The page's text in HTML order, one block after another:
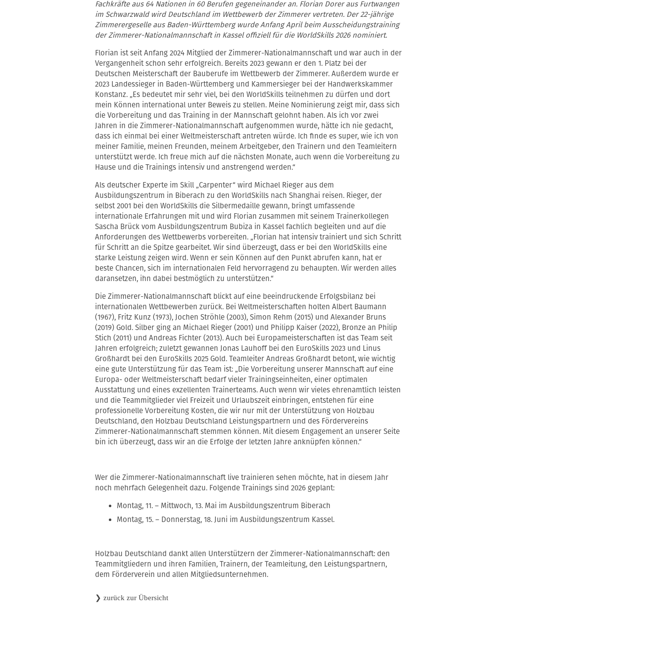
Fachkräfte aus 64 Nationen in 60 Berufen gegeneinander an. Florian Dorer aus Furtwangen
im Schwarzwald wird Deutschland im Wettbewerb der Zimmerer vertreten. Der 22-jährige
Zimmerergeselle aus Baden-Württemberg wurde Anfang April beim Ausscheidungstraining
der Zimmerer-Nationalmannschaft in Kassel offiziell für die WorldSkills 2026 nominiert.
Florian ist seit Anfang 2024 Mitglied der Zimmerer-Nationalmannschaft und war auch in der
Vergangenheit schon sehr erfolgreich. Bereits 2023 gewann er den 1. Platz bei der
Deutschen Meisterschaft der Bauberufe im Wettbewerb der Zimmerer. Außerdem wurde er
2023 Landessieger in Baden-Württemberg und Kammersieger bei der Handwerkskammer
Konstanz. „Es bedeutet mir sehr viel, bei den WorldSkills teilnehmen zu dürfen und dort
mein Können international unter Beweis zu stellen. Meine Nominierung zeigt mir, dass sich
die Vorbereitung und das Training in der Mannschaft gelohnt haben. Als ich vor zwei
Jahren in die Zimmerer-Nationalmannschaft aufgenommen wurde, hätte ich nie gedacht,
dass ich einmal bei einer Weltmeisterschaft antreten würde. Ich finde es super, wie ich von
meiner Familie, meinen Freunden, meinem Arbeitgeber, den Trainern und den Teamleitern
unterstützt werde. Ich freue mich auf die nächsten Monate, auch wenn die Vorbereitung zu
Hause und die Trainings intensiv und anstrengend werden.“
Als deutscher Experte im Skill „Carpenter“ wird Michael Rieger aus dem
Ausbildungszentrum in Biberach zu den WorldSkills nach Shanghai reisen. Rieger, der
selbst 2001 bei den WorldSkills die Silbermedaille gewann, bringt umfassende
internationale Erfahrungen mit und wird Florian zusammen mit seinem Trainerkollegen
Sascha Brück vom Ausbildungszentrum Bubiza in Kassel fachlich begleiten und auf die
Anforderungen des Wettbewerbs vorbereiten. „Florian hat intensiv trainiert und sich Schritt
für Schritt an die Spitze gearbeitet. Wir sind überzeugt, dass er bei den WorldSkills eine
starke Leistung zeigen wird. Wenn er sein Können auf den Punkt abrufen kann, hat er
beste Chancen, sich im internationalen Feld hervorragend zu behaupten. Wir werden alles
daransetzen, ihn dabei bestmöglich zu unterstützen.“
Die Zimmerer-Nationalmannschaft blickt auf eine beeindruckende Erfolgsbilanz bei
internationalen Wettbewerben zurück. Bei Weltmeisterschaften holten Albert Baumann
(1967), Fritz Kunz (1973), Jochen Ströhle (2003), Simon Rehm (2015) und Alexander Bruns
(2019) Gold. Silber ging an Michael Rieger (2001) und Philipp Kaiser (2022), Bronze an Philip
Stich (2011) und Andreas Fichter (2013). Auch bei Europameisterschaften ist das Team seit
Jahren erfolgreich; zuletzt gewannen Jonas Lauhoff bei den EuroSkills 2023 und Linus
Großhardt bei den EuroSkills 2025 Gold. Teamleiter Andreas Großhardt betont, wie wichtig
eine gute Unterstützung für das Team ist: „Die Vorbereitung unserer Mannschaft auf eine
Europa- oder Weltmeisterschaft bedarf vieler Trainingseinheiten, einer optimalen
Ausstattung und eines exzellenten Trainerteams. Auch wenn wir vieles ehrenamtlich leisten
und die Teammitglieder viel Freizeit und Urlaubszeit einbringen, entstehen für eine
professionelle Vorbereitung Kosten, die wir nur mit der Unterstützung von Holzbau
Deutschland, den Holzbau Deutschland Leistungspartnern und des Fördervereins
Zimmerer-Nationalmannschaft stemmen können. Mit diesem Engagement an unserer Seite
bin ich überzeugt, dass wir an die Erfolge der letzten Jahre anknüpfen können.“
Wer die Zimmerer-Nationalmannschaft live trainieren sehen möchte, hat in diesem Jahr
noch mehrfach Gelegenheit dazu. Folgende Trainings sind 2026 geplant:
Montag, 11. – Mittwoch, 13. Mai im Ausbildungszentrum Biberach
Montag, 15. – Donnerstag, 18. Juni im Ausbildungszentrum Kassel.
Holzbau Deutschland dankt allen Unterstützern der Zimmerer-Nationalmannschaft: den
Teammitgliedern und ihren Familien, Trainern, der Teamleitung, den Leistungspartnern,
dem Förderverein und allen Mitgliedsunternehmen.
❯ zurück zur Übersicht